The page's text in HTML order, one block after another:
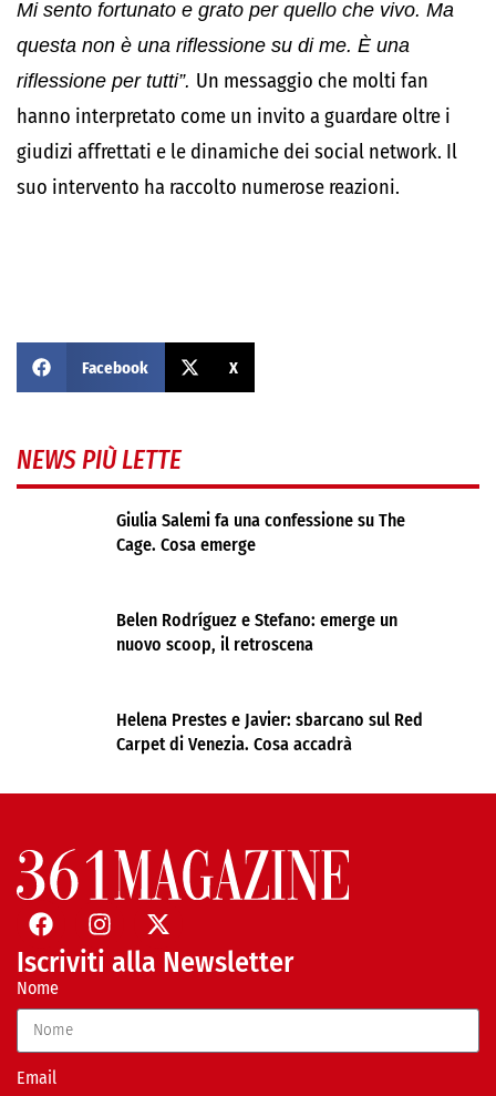
Mi sento fortunato e grato per quello che vivo. Ma
questa non è una riflessione su di me. È una
riflessione per tutti”. Un messaggio che molti fan
hanno interpretato come un invito a guardare oltre i
giudizi affrettati e le dinamiche dei social network. Il
suo intervento ha raccolto numerose reazioni.
Facebook X
NEWS PIÙ LETTE
Giulia Salemi fa una confessione su The
Cage. Cosa emerge
Belen Rodríguez e Stefano: emerge un
nuovo scoop, il retroscena
Helena Prestes e Javier: sbarcano sul Red
Carpet di Venezia. Cosa accadrà
Iscriviti alla Newsletter
Nome
Email